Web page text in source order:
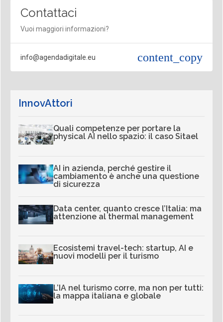
Contattaci
Vuoi maggiori informazioni?
info@agendadigitale.eu content_copy
InnovAttori
Quali competenze per portare la
physical AI nello spazio: il caso Sitael
AI in azienda, perché gestire il
cambiamento è anche una questione
di sicurezza
Data center, quanto cresce l’Italia: ma
attenzione al thermal management
Ecosistemi travel-tech: startup, AI e
nuovi modelli per il turismo
L’IA nel turismo corre, ma non per tutti:
la mappa italiana e globale